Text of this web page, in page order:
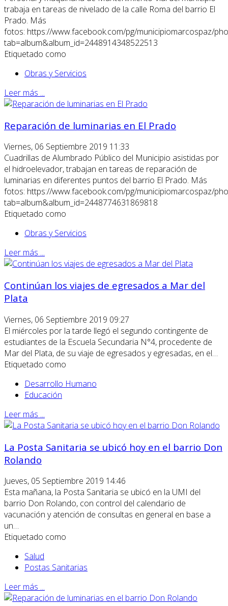
trabaja en tareas de nivelado de la calle Roma del barrio El
Prado. Más
fotos: https://www.facebook.com/pg/municipiomarcospaz/
tab=album&album_id=2448914348522513
Etiquetado como
Obras y Servicios
Leer más ...
Reparación de luminarias en El Prado
Viernes, 06 Septiembre 2019 11:33
Cuadrillas de Alumbrado Público del Municipio asistidas por
el hidroelevador, trabajan en tareas de reparación de
luminarias en diferentes puntos del barrio El Prado. Más
fotos: https://www.facebook.com/pg/municipiomarcospaz/
tab=album&album_id=2448774631869818
Etiquetado como
Obras y Servicios
Leer más ...
Continúan los viajes de egresados a Mar del
Plata
Viernes, 06 Septiembre 2019 09:27
El miércoles por la tarde llegó el segundo contingente de
estudiantes de la Escuela Secundaria N°4, procedente de
Mar del Plata, de su viaje de egresados y egresadas, en el…
Etiquetado como
Desarrollo Humano
Educación
Leer más ...
La Posta Sanitaria se ubicó hoy en el barrio Don
Rolando
Jueves, 05 Septiembre 2019 14:46
Esta mañana, la Posta Sanitaria se ubicó en la UMI del
barrio Don Rolando, con control del calendario de
vacunación y atención de consultas en general en base a
un…
Etiquetado como
Salud
Postas Sanitarias
Leer más ...